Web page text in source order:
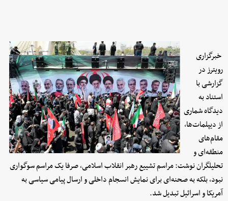
خبرگزاری
رویترز در
گزارشی با
استناد به
دیدگاه شماری
از دیپلمات‌ها،
مقام‌های
منطقه‌ای و
تحلیلگران نوشت: مراسم تشییع رهبر انقلاب اسلامی، صرفا یک مراسم سوگواری
نبود، بلکه به صحنه‌ای برای نمایش انسجام داخلی و ارسال پیامی سیاسی به
آمریکا و اسرائیل تبدیل شد.